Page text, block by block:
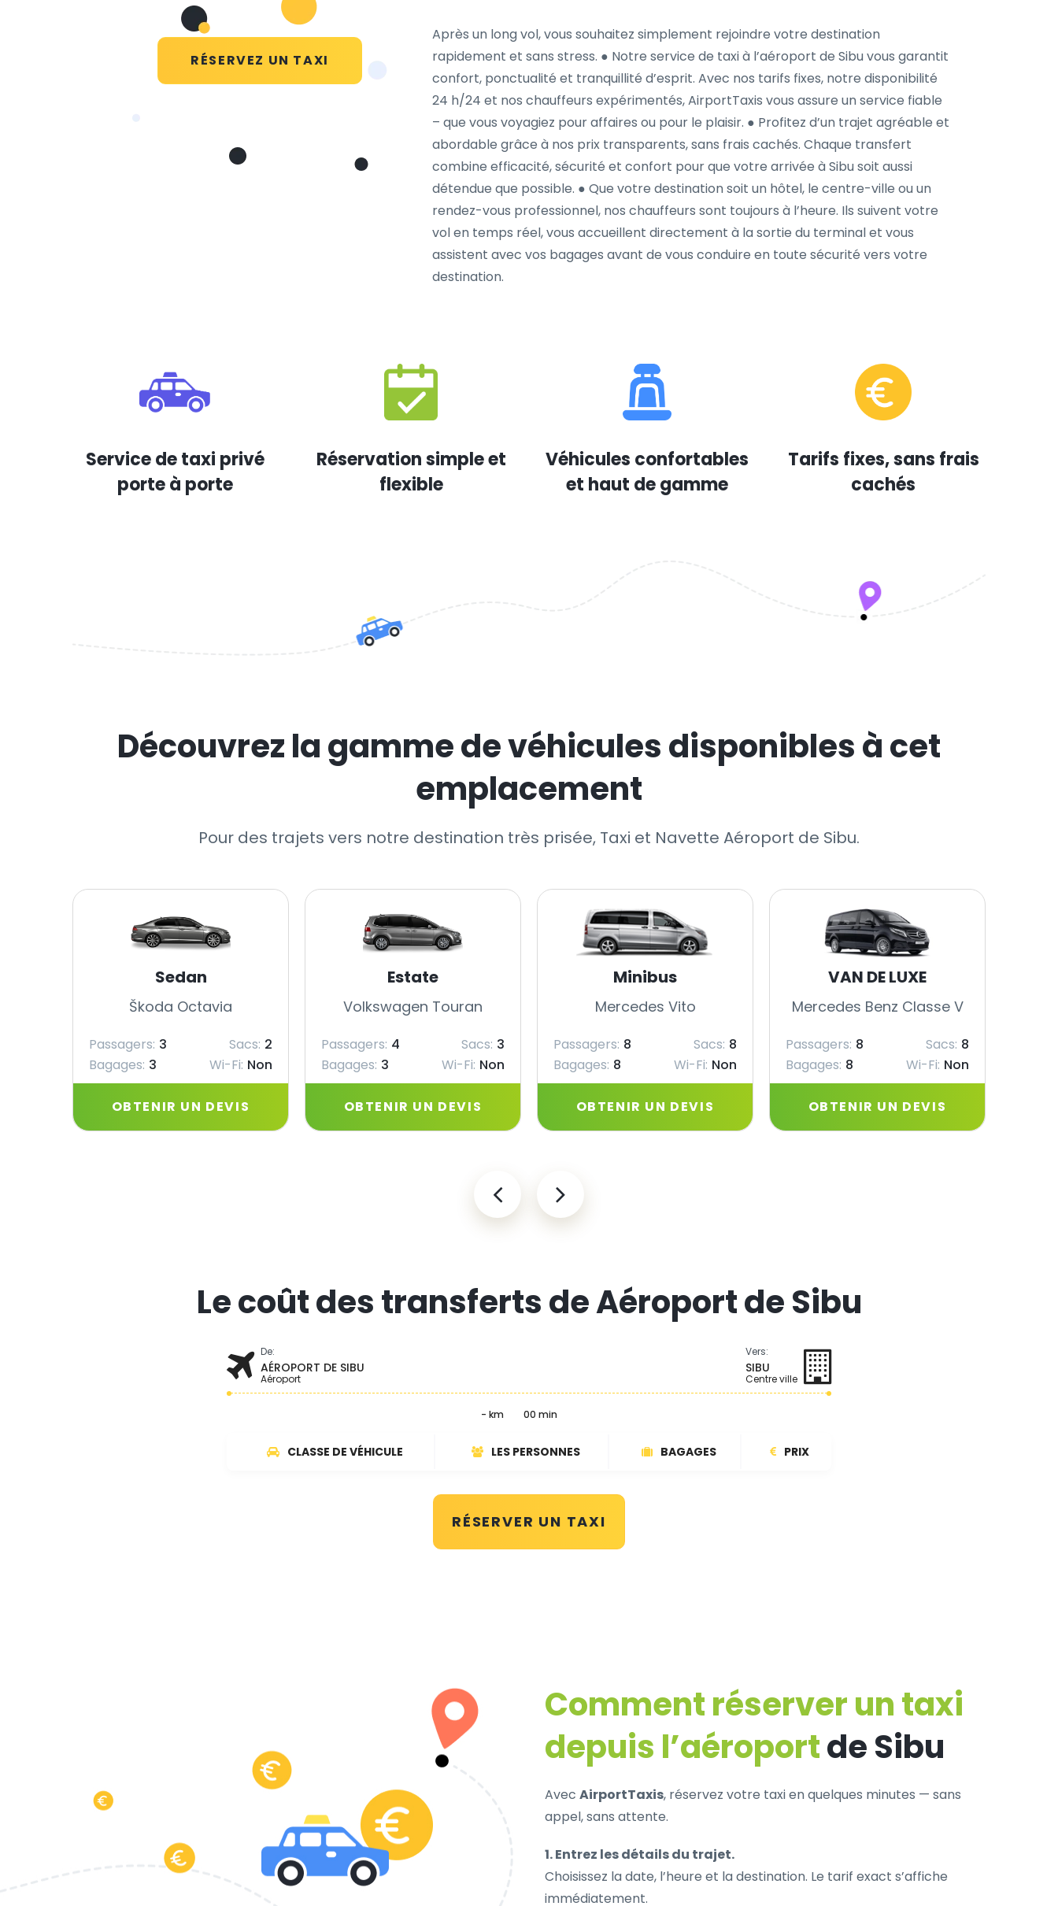
RÉSERVEZ UN TAXI
Après un long vol, vous souhaitez simplement rejoindre votre destination
rapidement et sans stress. ● Notre service de taxi à l’aéroport de Sibu vous garantit
confort, ponctualité et tranquillité d’esprit. Avec nos tarifs fixes, notre disponibilité
24 h/24 et nos chauffeurs expérimentés, AirportTaxis vous assure un service fiable
– que vous voyagiez pour affaires ou pour le plaisir. ● Profitez d’un trajet agréable et
abordable grâce à nos prix transparents, sans frais cachés. Chaque transfert
combine efficacité, sécurité et confort pour que votre arrivée à Sibu soit aussi
détendue que possible. ● Que votre destination soit un hôtel, le centre-ville ou un
rendez-vous professionnel, nos chauffeurs sont toujours à l’heure. Ils suivent votre
vol en temps réel, vous accueillent directement à la sortie du terminal et vous
assistent avec vos bagages avant de vous conduire en toute sécurité vers votre
destination.
Service de taxi privé
porte à porte
Réservation simple et
flexible
Véhicules confortables
et haut de gamme
Tarifs fixes, sans frais
cachés
Découvrez la gamme de véhicules disponibles à cet
emplacement
Pour des trajets vers notre destination très prisée, Taxi et Navette Aéroport de Sibu.
Sedan
Škoda Octavia
Passagers: 3 Sacs: 2
Bagages: 3 Wi-Fi: Non
OBTENIR UN DEVIS
Estate
Volkswagen Touran
Passagers: 4 Sacs: 3
Bagages: 3 Wi-Fi: Non
OBTENIR UN DEVIS
Minibus
Mercedes Vito
Passagers: 8 Sacs: 8
Bagages: 8 Wi-Fi: Non
OBTENIR UN DEVIS
VAN DE LUXE
Mercedes Benz Classe V
Passagers: 8 Sacs: 8
Bagages: 8 Wi-Fi: Non
OBTENIR UN DEVIS
Le coût des transferts de Aéroport de Sibu
De:
AÉROPORT DE SIBU
Aéroport
Vers:
SIBU
Centre ville
- km 00 min
CLASSE DE VÉHICULE LES PERSONNES BAGAGES PRIX
RÉSERVER UN TAXI
Comment réserver un taxi
depuis l’aéroportde Sibu
Avec AirportTaxis, réservez votre taxi en quelques minutes — sans
appel, sans attente.
1. Entrez les détails du trajet.
Choisissez la date, l’heure et la destination. Le tarif exact s’affiche
immédiatement.